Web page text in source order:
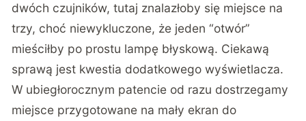
dwóch czujników, tutaj znalazłoby się miejsce na
trzy, choć niewykluczone, że jeden “otwór”
mieściłby po prostu lampę błyskową. Ciekawą
sprawą jest kwestia dodatkowego wyświetlacza.
W ubiegłorocznym patencie od razu dostrzegamy
miejsce przygotowane na mały ekran do